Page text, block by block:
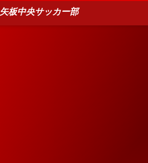
矢板中央サッカー部